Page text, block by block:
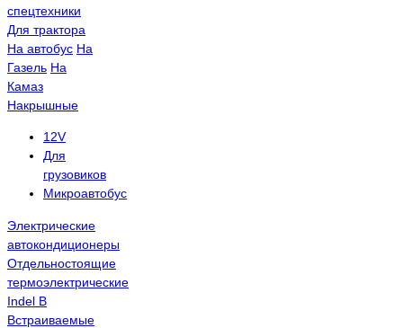
спецтехники
Для трактора
На автобус На
Газель На
Камаз
Накрышные
12V
Для
грузовиков
Микроавтобус
Электрические
автокондиционеры
Отдельностоящие
термоэлектрические
Indel B
Встраиваемые